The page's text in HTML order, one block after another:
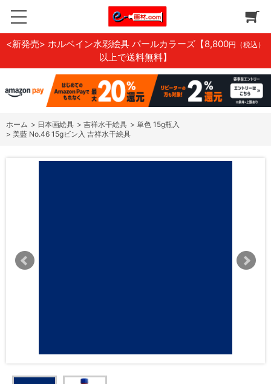
<新発売> ホルベイン水彩絵具 パールカラーズ 【8,800円（税込）
以上で送料無料】
ホーム > 日本画絵具 > 吉祥水干絵具 > 単色 15g瓶入
> 美藍 No.46 15gビン入 吉祥水干絵具